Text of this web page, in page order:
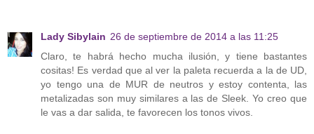
Lady Sibylain 26 de septiembre de 2014 a las 11:25
Claro, te habrá hecho mucha ilusión, y tiene bastantes
cositas! Es verdad que al ver la paleta recuerda a la de UD,
yo tengo una de MUR de neutros y estoy contenta, las
metalizadas son muy similares a las de Sleek. Yo creo que
le vas a dar salida, te favorecen los tonos vivos.